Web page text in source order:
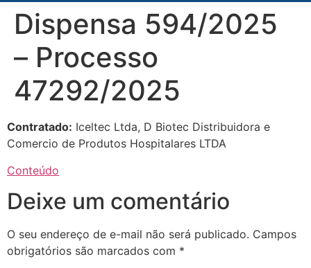
Dispensa 594/2025
– Processo
47292/2025
Contratado: Iceltec Ltda, D Biotec Distribuidora e
Comercio de Produtos Hospitalares LTDA
Conteúdo
Deixe um comentário
O seu endereço de e-mail não será publicado. Campos
obrigatórios são marcados com *